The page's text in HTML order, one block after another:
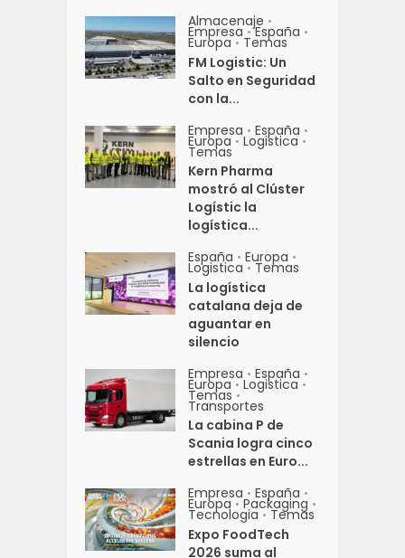
Almacenaje •
Empresa • España •
Europa • Temas
FM Logistic: Un
Salto en Seguridad
con la...
Empresa • España •
Europa • Logistica •
Temas
Kern Pharma
mostró al Clúster
Logístic la
logística...
España • Europa •
Logistica • Temas
La logística
catalana deja de
aguantar en
silencio
Empresa • España •
Europa • Logistica •
Temas •
Transportes
La cabina P de
Scania logra cinco
estrellas en Euro...
Empresa • España •
Europa • Packaging •
Tecnologia • Temas
Expo FoodTech
2026 suma al